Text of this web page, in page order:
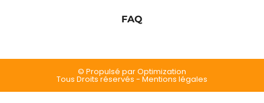
FAQ
© Propulsé par Optimization
Tous Droits réservés - Mentions légales